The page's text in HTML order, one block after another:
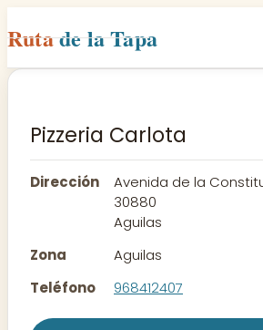
Rutade la Tapa
Inicio
Rutas
Contacto
Pizzeria Carlota
Dirección
Avenida de la
30880
Aguilas
Zona
Aguilas
Teléfono
968412407